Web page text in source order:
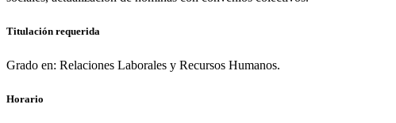
Titulación requerida
Grado en: Relaciones Laborales y Recursos Humanos.
Horario